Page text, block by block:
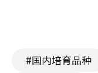
#国内培育品种